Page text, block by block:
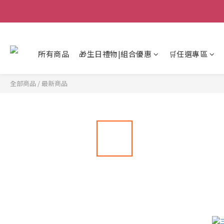
所有商品 🎁生日禮物|組合優惠 🛒任選專區
全部商品 /最新商品